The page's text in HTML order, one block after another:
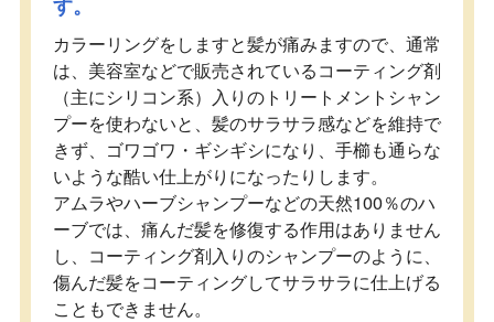
カラーリングをしますと髪が痛みますので、通常
は、美容室などで販売されているコーティング剤
（主にシリコン系）入りのトリートメントシャン
プーを使わないと、髪のサラサラ感などを維持で
きず、ゴワゴワ・ギシギシになり、手櫛も通らな
いような酷い仕上がりになったりします。
アムラやハーブシャンプーなどの天然100％のハ
ーブでは、痛んだ髪を修復する作用はありません
し、コーティング剤入りのシャンプーのように、
傷んだ髪をコーティングしてサラサラに仕上げる
こともできません。